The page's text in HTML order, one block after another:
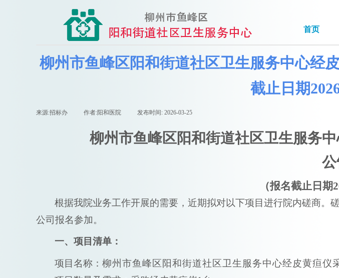
首页
柳州市鱼峰区阳和街道社区卫生服务中心经
截止日期
来源:招标办 作者:阳和医院 发布时间: 2026-03-25
柳州市鱼峰区阳和街道社区卫生服务
（报名截止日期
根据我院业务工作开展的需要，近期拟对以下项目进行院内磋商。
公司报名参加。
一、项目清单：
项目名称： 柳州市鱼峰区阳和街道社区卫生服务中心经皮黄疸仪